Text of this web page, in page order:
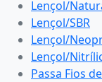
Lençol/
Lençol/SBR
Lençol/
Lençol/
Passa Fios